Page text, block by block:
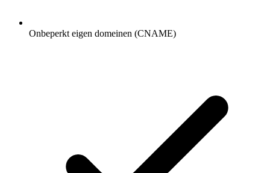
Onbeperkt eigen domeinen (CNAME)